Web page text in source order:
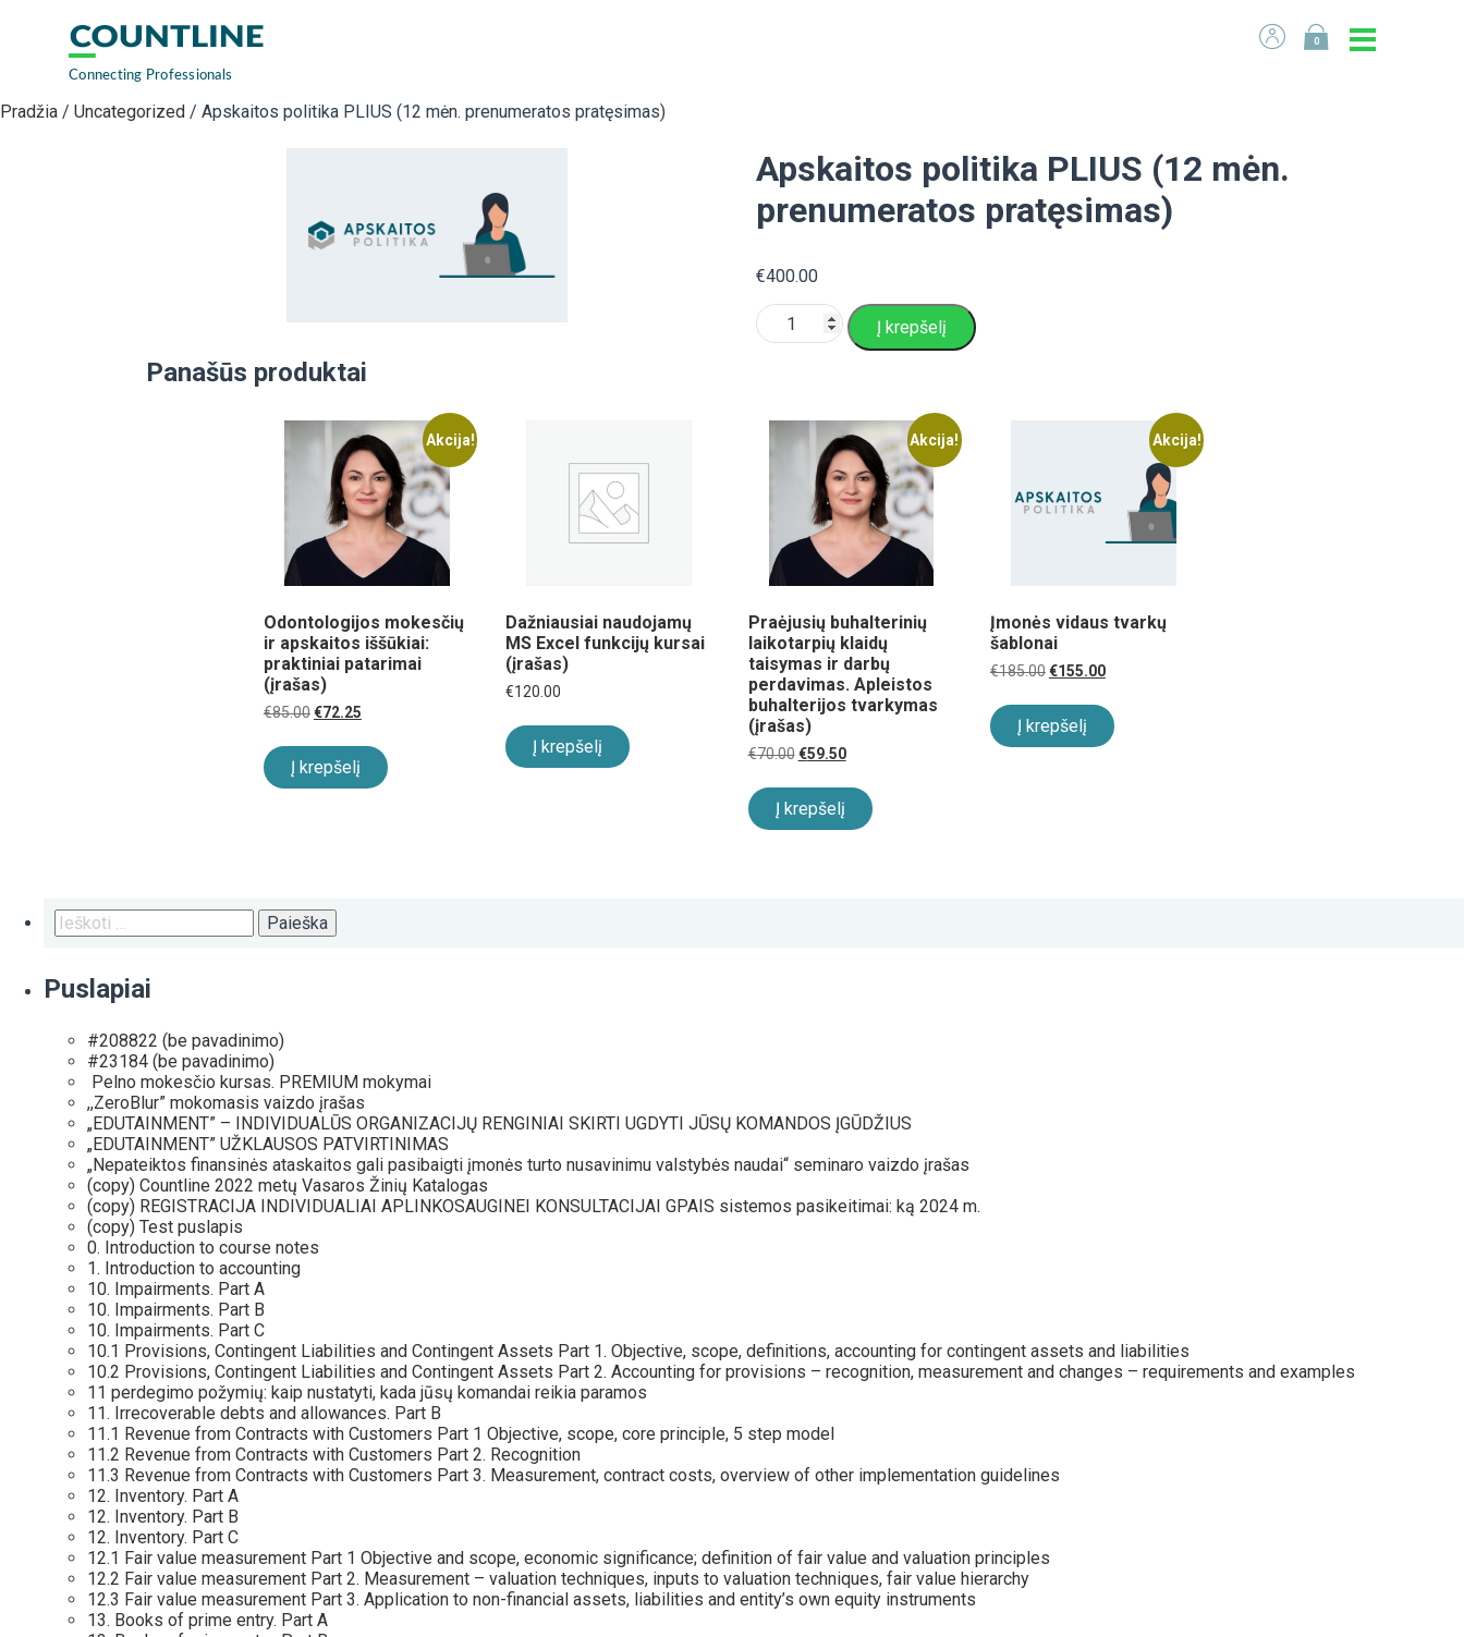
0
Pradžia / Uncategorized / Apskaitos politika PLIUS (12 mėn. prenumeratos pratęsimas)
Apskaitos politika PLIUS (12 mėn.
prenumeratos pratęsimas)
€400.00
produkto
kiekis:
(12
prenumeratos
pratęsimas)
Į krepšelį
Panašūs produktai
Akcija!
Odontologijos mokesčių
ir apskaitos iššūkiai:
praktiniai patarimai
(įrašas)
€85.00Original
was:
€85.00.
€72.25Current
is:
€72.25.
Į krepšelį
Dažniausiai naudojamų
MS Excel funkcijų kursai
(įrašas)
€120.00
Į krepšelį
Akcija!
Praėjusių buhalterinių
laikotarpių klaidų
taisymas ir darbų
perdavimas. Apleistos
buhalterijos tvarkymas
(įrašas)
€70.00 Original
was:
€70.00.
€59.50Current
is:
€59.50.
Į krepšelį
Akcija!
Įmonės vidaus tvarkų
šablonai
€185.00Original
was:
€185.00.
€155.00Current
is:
€155.00.
Į krepšelį
Ieškoti:
Puslapiai
#208822 (be pavadinimo)
#23184 (be pavadinimo)
Pelno mokesčio kursas. PREMIUM mokymai
,,ZeroBlur” mokomasis vaizdo įrašas
„EDUTAINMENT” – INDIVIDUALŪS ORGANIZACIJŲ RENGINIAI SKIRTI UGDYTI JŪSŲ KOMANDOS ĮGŪDŽIUS
„EDUTAINMENT” UŽKLAUSOS PATVIRTINIMAS
„Nepateiktos finansinės ataskaitos gali pasibaigti įmonės turto nusavinimu valstybės naudai“ seminaro vaizdo įrašas
(copy) Countline 2022 metų Vasaros Žinių Katalogas
(copy) REGISTRACIJA INDIVIDUALIAI APLINKOSAUGINEI KONSULTACIJAI GPAIS sistemos pasikeitimai: ką 2024 m.
(copy) Test puslapis
0. Introduction to course notes
1. Introduction to accounting
10. Impairments. Part A
10. Impairments. Part B
10. Impairments. Part C
10.1 Provisions, Contingent Liabilities and Contingent Assets Part 1. Objective, scope, definitions, accounting for contingent assets and liabilities
10.2 Provisions, Contingent Liabilities and Contingent Assets Part 2. Accounting for provisions – recognition, measurement and changes – requirements and examples
11 perdegimo požymių: kaip nustatyti, kada jūsų komandai reikia paramos
11. Irrecoverable debts and allowances. Part B
11.1 Revenue from Contracts with Customers Part 1 Objective, scope, core principle, 5 step model
11.2 Revenue from Contracts with Customers Part 2. Recognition
11.3 Revenue from Contracts with Customers Part 3. Measurement, contract costs, overview of other implementation guidelines
12. Inventory. Part A
12. Inventory. Part B
12. Inventory. Part C
12.1 Fair value measurement Part 1 Objective and scope, economic significance; definition of fair value and valuation principles
12.2 Fair value measurement Part 2. Measurement – valuation techniques, inputs to valuation techniques, fair value hierarchy
12.3 Fair value measurement Part 3. Application to non-financial assets, liabilities and entity’s own equity instruments
13. Books of prime entry. Part A